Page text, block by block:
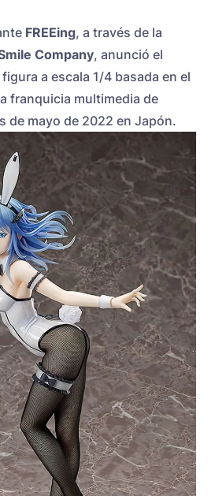
FREEing, a través de la
Company, anunció el
a escala 1/4 basada en el
franquicia multimedia de
de mayo de 2022 en Japón.